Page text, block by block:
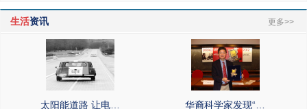
生活资讯 更多>>
太阳能道路 让电… 华裔科学家发现“…